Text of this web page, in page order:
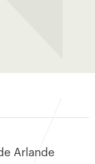
Arlande